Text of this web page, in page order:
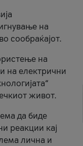
на
сообраќајот.
на
на електрични
живот.
да биде
реакции кај
лична и